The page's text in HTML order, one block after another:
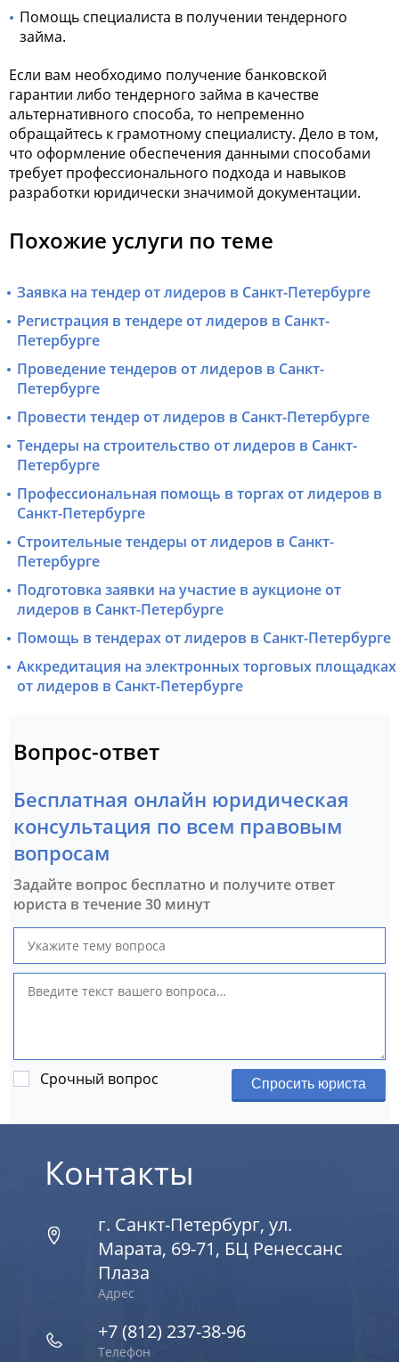
Помощь специалиста в получении тендерного
займа.
Если вам необходимо получение банковской
гарантии либо тендерного займа в качестве
альтернативного способа, то непременно
обращайтесь к грамотному специалисту. Дело в том,
что оформление обеспечения данными способами
требует профессионального подхода и навыков
разработки юридически значимой документации.
Похожие услуги по теме
Заявка на тендер от лидеров в Санкт-Петербурге
Регистрация в тендере от лидеров в Санкт-
Петербурге
Проведение тендеров от лидеров в Санкт-
Петербурге
Провести тендер от лидеров в Санкт-Петербурге
Тендеры на строительство от лидеров в Санкт-
Петербурге
Профессиональная помощь в торгах от лидеров в
Санкт-Петербурге
Строительные тендеры от лидеров в Санкт-
Петербурге
Подготовка заявки на участие в аукционе от
лидеров в Санкт-Петербурге
Помощь в тендерах от лидеров в Санкт-Петербурге
Аккредитация на электронных торговых площадках
от лидеров в Санкт-Петербурге
Вопрос-ответ
Бесплатная онлайн юридическая
консультация по всем правовым
вопросам
Задайте вопрос бесплатно и получите ответ
юриста в течение 30 минут
Срочный вопрос Спросить юриста
Контакты
г. Санкт-Петербург, ул.
Марата, 69-71, БЦ Ренессанс
Плаза
Адрес
+7 (812) 237-38-96
Телефон